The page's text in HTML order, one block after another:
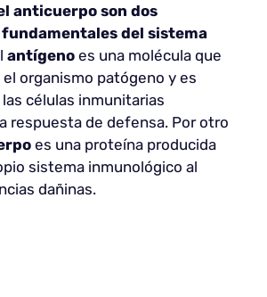
anticuerpo son dos
del sistema
antígeno es una molécula que
organismo patógeno y es
células inmunitarias
respuesta de defensa. Por otro
es una proteína producida
sistema inmunológico al
dañinas.